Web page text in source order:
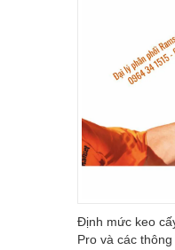
Định mức keo
Pro và các